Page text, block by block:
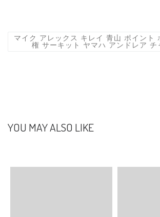
マイク アレックス キレイ 青山 ポイント
権 サーキット ヤマハ アンドレア チ
YOU MAY ALSO LIKE